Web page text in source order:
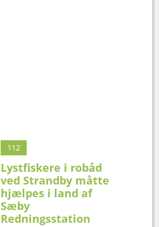
112
Lystfiskere i robåd
ved Strandby måtte
hjælpes i land af
Sæby
Redningsstation